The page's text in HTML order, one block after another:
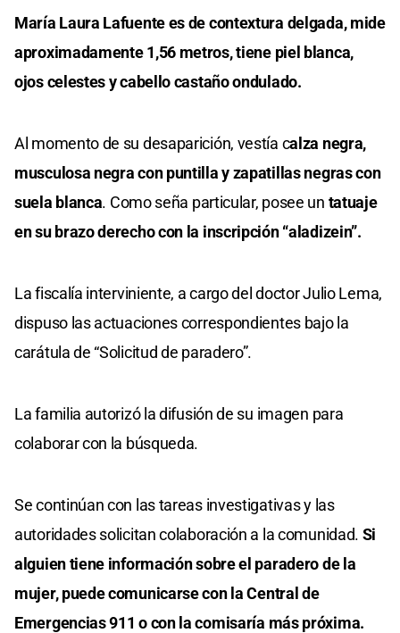
María Laura Lafuente es de contextura delgada, mide
aproximadamente 1,56 metros, tiene piel blanca,
ojos celestes y cabello castaño ondulado.
Al momento de su desaparición, vestía calza negra,
musculosa negra con puntilla y zapatillas negras con
suela blanca. Como seña particular, posee un tatuaje
en su brazo derecho con la inscripción “aladizein”.
La fiscalía interviniente, a cargo del doctor Julio Lema,
dispuso las actuaciones correspondientes bajo la
carátula de “Solicitud de paradero”.
La familia autorizó la difusión de su imagen para
colaborar con la búsqueda.
Se continúan con las tareas investigativas y las
autoridades solicitan colaboración a la comunidad. Si
alguien tiene información sobre el paradero de la
mujer, puede comunicarse con la Central de
Emergencias 911 o con la comisaría más próxima.